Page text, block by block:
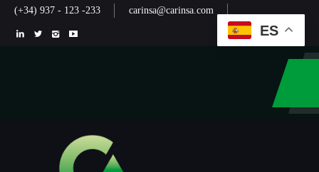
(+34) 937 - 123 -233 carinsa@carinsa.com
ES